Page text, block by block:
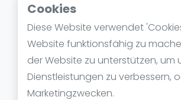
Cookies
Diese Website verwendet
Website funktionsfähig zu
der Website zu unterstützen, um
Dienstleistungen zu verbessern,
Marketingzwecken.
Über
AMERICANO
möglich) Samstag
After-Drink - inkl. 1